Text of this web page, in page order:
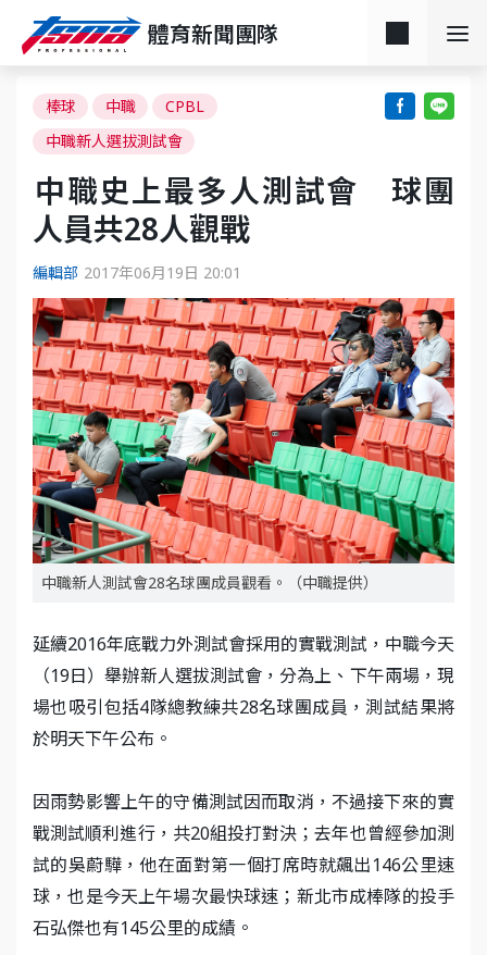
體育新聞團隊
棒球 中職
CPBL
中職新人選拔測試會
​中職史上最多人測試會 球團
人員共28人觀戰
編輯部 2017年06月19日 20:01
中職新人測試會28名球團成員觀看。（中職提供）
延續2016年底戰力外測試會採用的實戰測試，中職今天
（19日）舉辦新人選拔測試會，分為上、下午兩場，現
場也吸引包括4隊總教練共28名球團成員，測試結果將
於明天下午公布。
因雨勢影響上午的守備測試因而取消，不過接下來的實
戰測試順利進行，共20組投打對決；去年也曾經參加測
試的吳蔚驊，他在面對第一個打席時就飆出146公里速
球，也是今天上午場次最快球速；新北市成棒隊的投手
石弘傑也有145公里的成績。